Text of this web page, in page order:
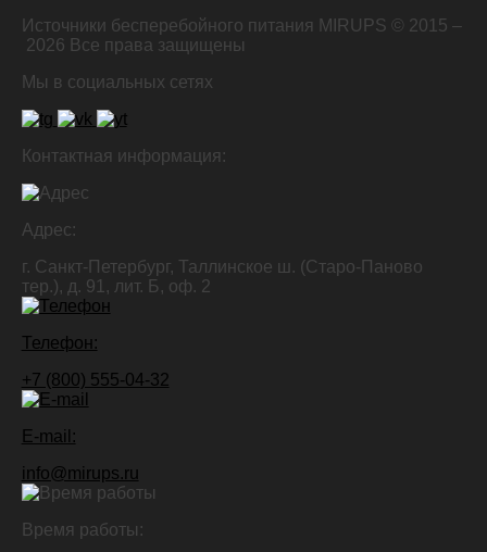
Источники бесперебойного питания MIRUPS © 2015 –
2026 Все права защищены
Мы в социальных сетях
Контактная информация:
Адрес:
г. Санкт-Петербург, Таллинское ш. (Старо-Паново
тер.), д. 91, лит. Б, оф. 2
Телефон:
+7 (800) 555-04-32
E-mail:
info@mirups.ru
Время работы: